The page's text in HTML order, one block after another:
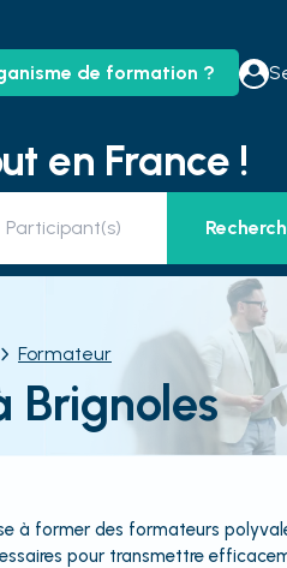
de formation ?
en France !
Formateur
Brignoles
à former des formateurs
pour transmettre